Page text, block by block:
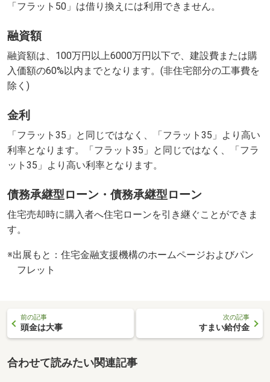
「フラット50」は借り換えには利用できません。
融資額
融資額は、100万円以上6000万円以下で、建設費または購
入価額の60%以内までとなります。(非住宅部分の工事費を
除く)
金利
「フラット35」と同じではなく、「フラット35」より高い
利率となります。「フラット35」と同じではなく、「フラ
ット35」より高い利率となります。
債務承継型ローン・債務承継型ローン
住宅売却時に購入者へ住宅ローンを引き継ぐことができま
す。
※出展もと：住宅金融支援機構のホームページおよびパン
フレット
前の記事
頭金は大事
次の記事
すまい給付金
合わせて読みたい関連記事